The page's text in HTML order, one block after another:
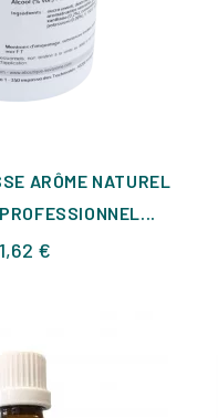
ARÔME NATUREL
€Prix